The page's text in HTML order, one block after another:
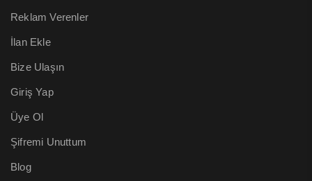
Reklam Verenler
İlan Ekle
Bize Ulaşın
Giriş Yap
Üye Ol
Şifremi Unuttum
Blog